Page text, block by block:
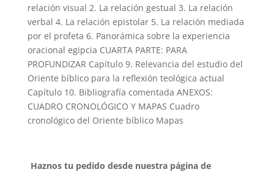
relación visual 2. La relación gestual 3. La relación
verbal 4. La relación epistolar 5. La relación mediada
por el profeta 6. Panorámica sobre la experiencia
oracional egipcia CUARTA PARTE: PARA
PROFUNDIZAR Capítulo 9. Relevancia del estudio del
Oriente bíblico para la reflexión teológica actual
Capítulo 10. Bibliografía comentada ANEXOS:
CUADRO CRONOLÓGICO Y MAPAS Cuadro
cronológico del Oriente bíblico Mapas
Haznos tu pedido desde nuestra página de